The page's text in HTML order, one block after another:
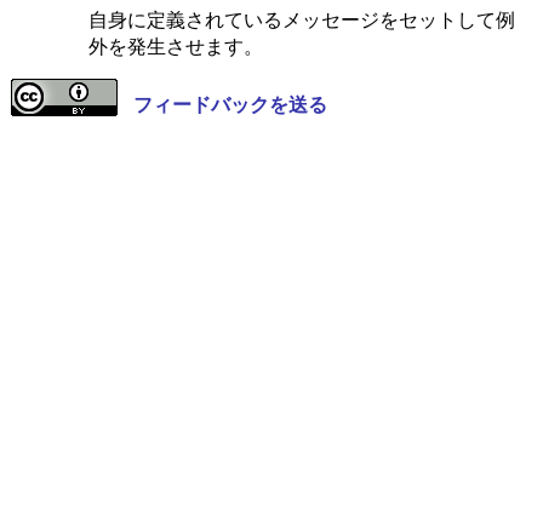
自身に定義されているメッセージをセットして例
外を発生させます。
フィードバックを送る